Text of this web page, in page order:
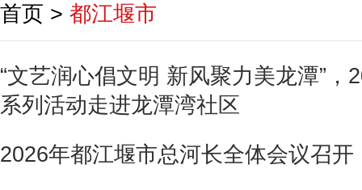
头条智造
公示
首页 > 都江堰市
“文艺润心倡文明 新风聚力美龙潭”
系列活动走进龙潭湾社区
2026年都江堰市总河长全体会议召开